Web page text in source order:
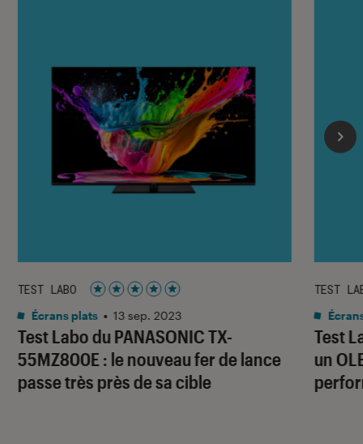
Test Labo du PANASONIC TX-
55MZ800E : le nouveau fer de lance
passe très près de sa cible
TEST LABO
Noté 5 étoiles sur 5
Écrans plats • 13 sep. 2023
Test
un
TEST